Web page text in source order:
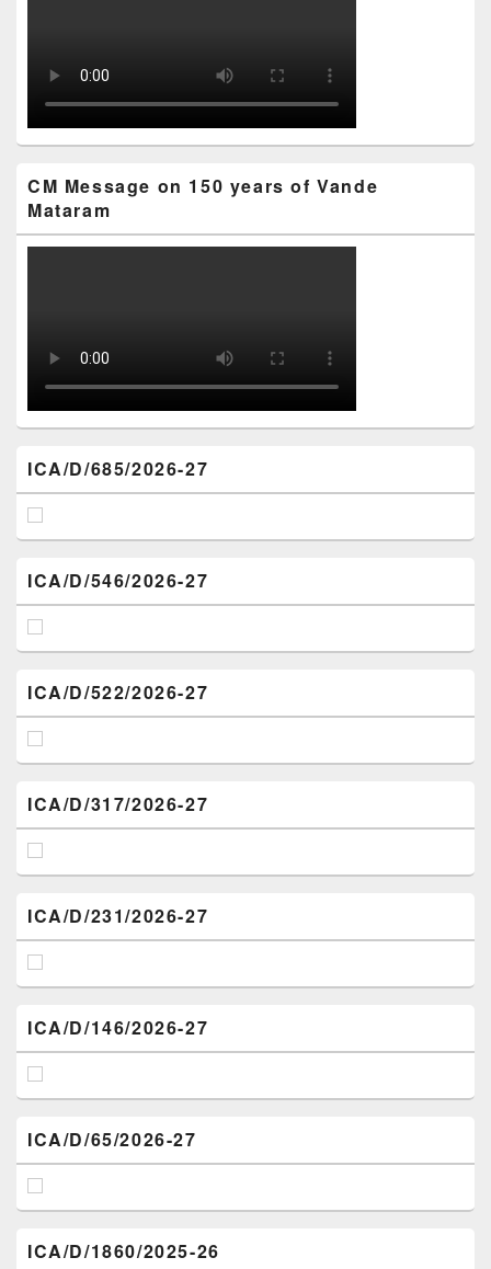
CM Message on 150 years of Vande
Mataram
ICA/D/685/2026-27
ICA/D/546/2026-27
ICA/D/522/2026-27
ICA/D/317/2026-27
ICA/D/231/2026-27
ICA/D/146/2026-27
ICA/D/65/2026-27
ICA/D/1860/2025-26